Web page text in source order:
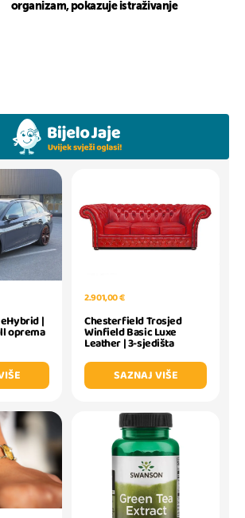
organizam, pokazuje istraživanje
eHybrid |
oprema
2.901,00 €
Chesterfield Trosjed
Winfield Basic Luxe
Leather | 3-sjedišta
SAZNAJ VIŠE